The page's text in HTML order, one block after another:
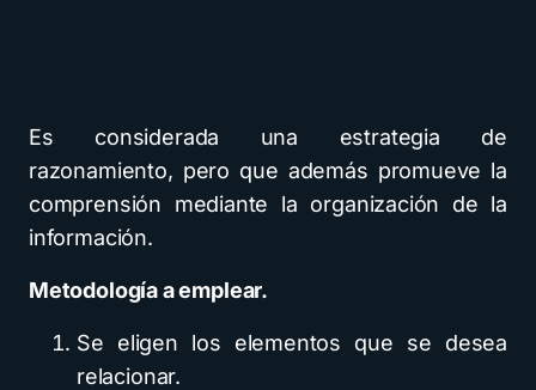
Es considerada una estrategia de
razonamiento, pero que además promueve la
comprensión mediante la organización de la
información.
Metodología a emplear.
Se eligen los elementos que se desea
relacionar.